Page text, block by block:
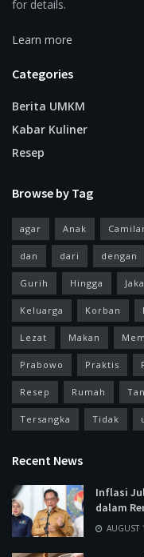
for details.
Learn more
Categories
Berita UMKM
Kabar Kuliner
Resep
Browse by Tag
agar Anak
dan dari dengan
Gurih Hingga
Keluarga Korban
Lezat Makan
Prabowo Praktis
Resep Rumah
Tersangka Tidak
Recent News
Inflasi
dalam
AUGUST